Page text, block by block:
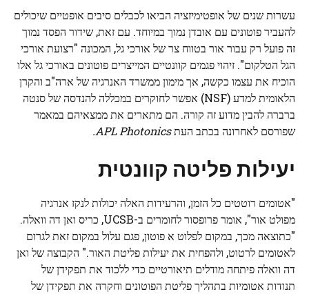
עשרות שנים של אופטימיזציה הביאו לכבלים סיבים אופטיים שיכולים
להעביר פוטונים עם אובדן נמוך במיוחד. עם זאת, שידור הפסד נמוך
זה פועל רק עבור אור בטווח צר של אורכי גל, המכונה "רצועת אורכי
הגל הטלקום". זיהוי פגמים קוונטיים המייצרים פוטונים באורכי גל אלו
הוכיח את עצמו כקשה, אך מימון ממשרד האנרגיה של ארה"ב והקרן
הלאומית למדע (NSF) אפשר לחוקרים במכללה להנדסה של סנטה
ברברה להבין מדוע זה קורה. הם מתארים את ממצאיהם במאמר
שפורסם לאחרונה בכתב העתAPL Photonics.
יעילות פליטה קוונטית
"אטומים רוטטים כל הזמן, והרעידות האלה יכולות לנקז אנרגיה
מפולט אור", אומר פרופסור לחומרים ב-UCSB, כריס ואן דה וואלה.
"כתוצאה מכך, במקום לפלוט אפוטון, פגם עלול במקום זאת לגרום
לאטומים לרטוט, ולהפחית את יעילות פליטת האור." הקבוצה של ואן
דה וואלה פיתחה מודלים תיאורטיים כדי ללכוד את תפקידן של
תנודות אטומיות בתהליך פליטת הפוטונים וחקרה את תפקידן של